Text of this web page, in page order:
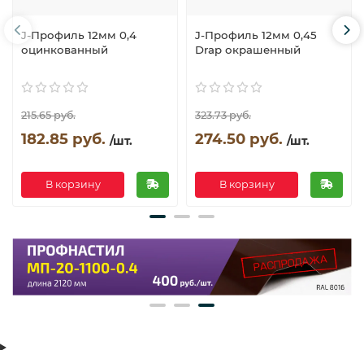
J-Профиль 12мм 0,4
оцинкованный
215.65 руб.
182.85 руб. /шт.
В корзину
J-Профиль 12мм 0,45
Drap окрашенный
323.73 руб.
274.50 руб. /шт.
В корзину